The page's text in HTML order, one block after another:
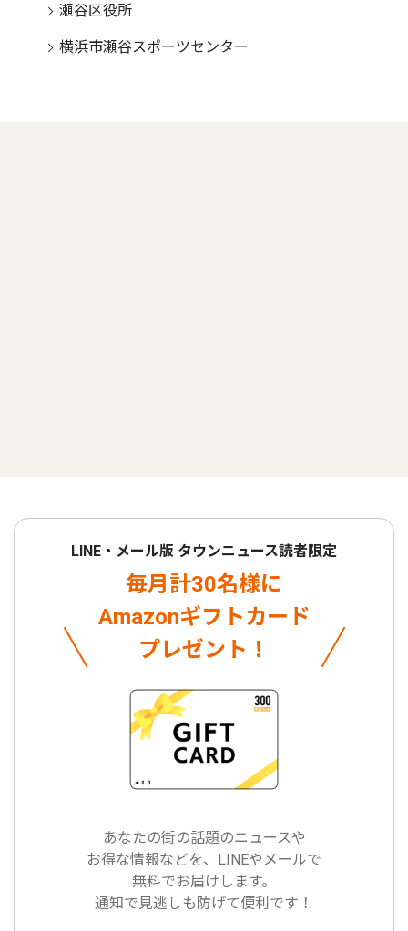
瀬谷区役所
横浜市瀬谷スポーツセンター
LINE・メール版 タウンニュース読者限定
毎月計30名様に
Amazonギフトカード
プレゼント！
あなたの街の話題のニュースや
お得な情報などを、LINEやメールで
無料でお届けします。
通知で見逃しも防げて便利です！